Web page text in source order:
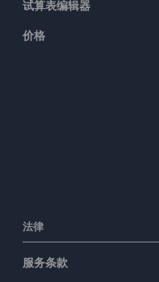
试算表编辑器
价格
法律
服务条款